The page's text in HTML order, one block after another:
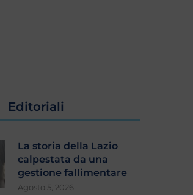
Editoriali
La storia della Lazio
calpestata da una
gestione fallimentare
Agosto 5, 2026